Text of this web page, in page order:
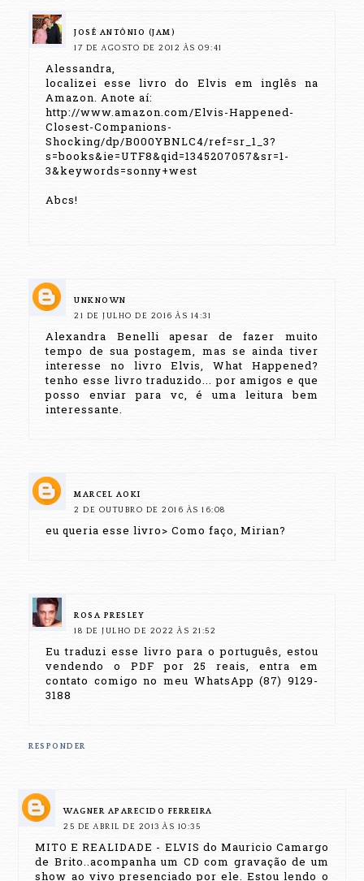
JOSÉ ANTÔNIO (JAM)
17 DE AGOSTO DE 2012 ÀS 09:41
Alessandra,
localizei esse livro do Elvis em inglês na
Amazon. Anote aí:
http://www.amazon.com/Elvis-Happened-
Closest-Companions-
Shocking/dp/B000YBNLC4/ref=sr_1_3?
s=books&ie=UTF8&qid=1345207057&sr=1-
3&keywords=sonny+west
Abcs!
UNKNOWN
21 DE JULHO DE 2016 ÀS 14:31
Alexandra Benelli apesar de fazer muito
tempo de sua postagem, mas se ainda tiver
interesse no livro Elvis, What Happened?
tenho esse livro traduzido... por amigos e que
posso enviar para vc, é uma leitura bem
interessante.
MARCEL AOKI
2 DE OUTUBRO DE 2016 ÀS 16:08
eu queria esse livro> Como faço, Mirian?
ROSA PRESLEY
18 DE JULHO DE 2022 ÀS 21:52
Eu traduzi esse livro para o português, estou
vendendo o PDF por 25 reais, entra em
contato comigo no meu WhatsApp (87) 9129-
3188
RESPONDER
WAGNER APARECIDO FERREIRA
25 DE ABRIL DE 2013 ÀS 10:35
MITO E REALIDADE - ELVIS do Mauricio Camargo
de Brito..acompanha um CD com gravação de um
show ao vivo presenciado por ele. Estou lendo o